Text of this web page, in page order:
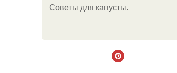
Советы для капусты.